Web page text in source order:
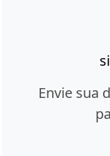
Envie sua